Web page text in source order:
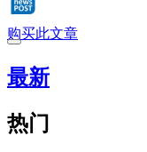
购买此文章
最新
热门